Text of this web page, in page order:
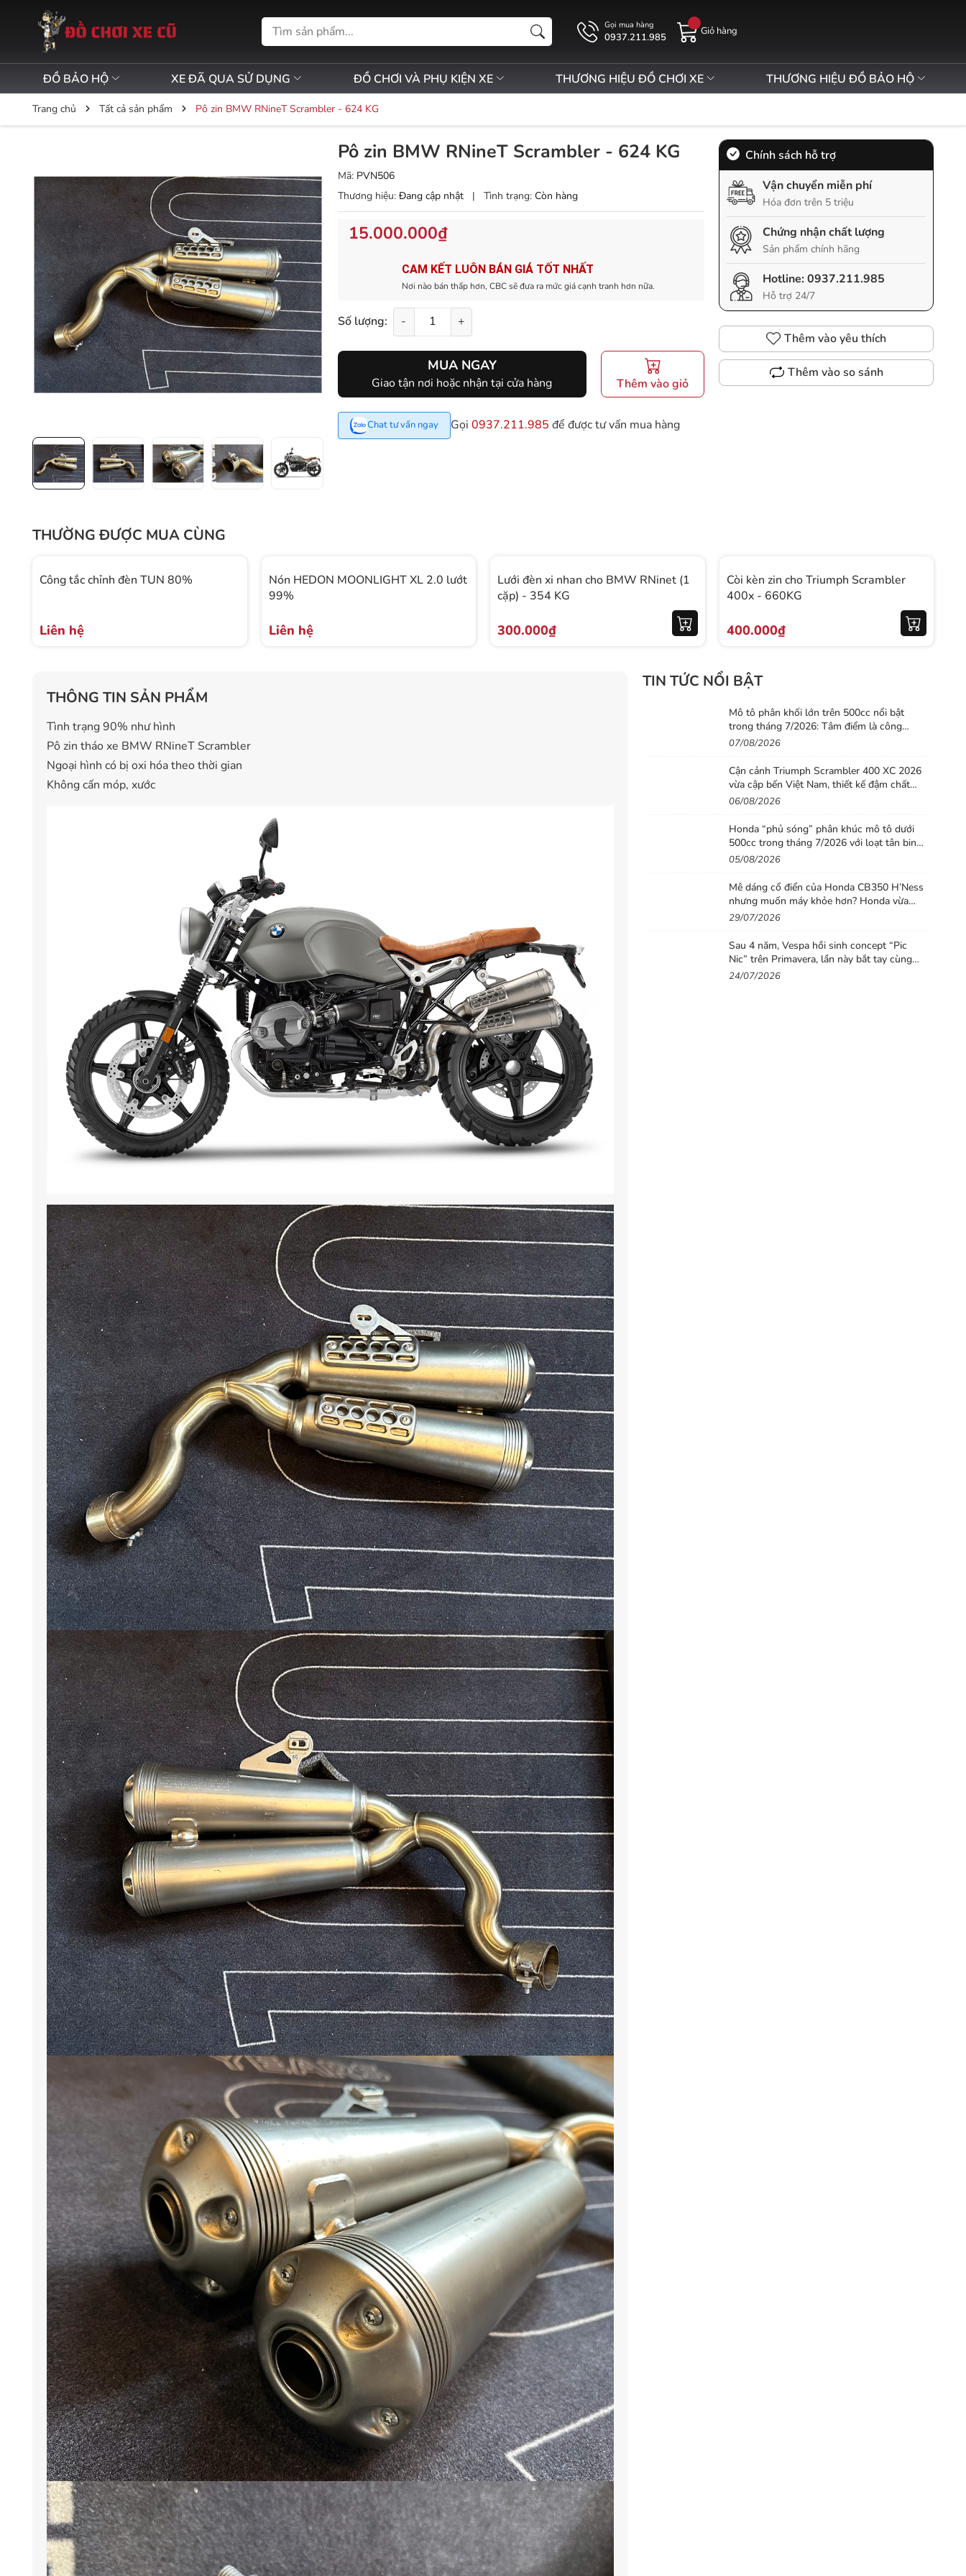
Gọi mua hàng
0937.211.985
Giỏ hàng
ĐỒ BẢO HỘ XE ĐÃ QUA SỬ DỤNG ĐỒ CHƠI VÀ PHỤ KIỆN XE THƯƠNG HIỆU ĐỒ CHƠI XE THƯƠNG HIỆU ĐỒ BẢO HỘ
Trang chủ Tất cả sản phẩm Pô zin BMW RNineT Scrambler - 624 KG
Pô zin BMW RNineT Scrambler - 624 KG
Mã: PVN506
Thương hiệu: Đang cập nhật | Tình trạng: Còn hàng
15.000.000₫
CAM KẾT LUÔN BÁN GIÁ TỐT NHẤT
Nơi nào bán thấp hơn, CBC sẽ đưa ra mức giá cạnh tranh hơn nữa.
Số lượng: - +
MUA NGAY
Giao tận nơi hoặc nhận tại cửa hàng Thêm vào giỏ
Chat tư vấn ngay Gọi 0937.211.985 để được tư vấn mua hàng
Chính sách hỗ trợ
Vận chuyển miễn phí
Hóa đơn trên 5 triệu
Chứng nhận chất lượng
Sản phẩm chính hãng
Hotline:0937.211.985
Hỗ trợ 24/7
Thêm vào yêu thích
Thêm vào so sánh
THƯỜNG ĐƯỢC MUA CÙNG
Công tắc chỉnh đèn TUN 80%
Liên hệ
Nón HEDON MOONLIGHT XL 2.0 lướt
99%
Liên hệ
Lưới đèn xi nhan cho BMW RNinet (1
cặp) - 354 KG
300.000₫
Còi kèn zin cho Triumph Scrambler
400x - 660KG
400.000₫
THÔNG TIN SẢN PHẨM
Tình trạng 90% như hình
Pô zin tháo xe BMW RNineT Scrambler
Ngoại hình có bị oxi hóa theo thời gian
Không cấn móp, xước
TIN TỨC NỔI BẬT
Mô tô phân khối lớn trên 500cc nổi bật
trong tháng 7/2026: Tâm điểm là công
nghệ, phiên bản giới hạn và những cấu hình
07/08/2026
Cận cảnh Triumph Scrambler 400 XC 2026
vừa cập bến Việt Nam, thiết kế đậm chất
phiêu lưu cùng mức giá dễ tiếp cận
06/08/2026
Honda “phủ sóng” phân khúc mô tô dưới
500cc trong tháng 7/2026 với loạt tân binh
đáng chú ý
05/08/2026
Mê dáng cổ điển của Honda CB350 H’Ness
nhưng muốn máy khỏe hơn? Honda vừa
tung ra lời giải với CB500 mới
29/07/2026
Sau 4 năm, Vespa hồi sinh concept “Pic
Nic” trên Primavera, lần này bắt tay cùng
thương hiệu thời trang Gigi
24/07/2026